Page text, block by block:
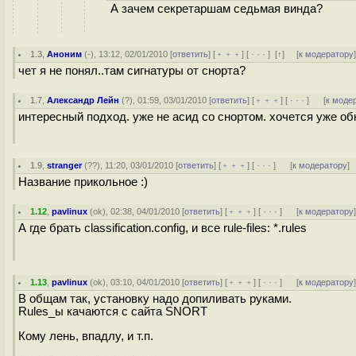
А зачем секретаршам седьмая винда?
1.3 ,Аноним (-), 13:12, 02/01/2010 [ответить] [ ﹢﹢﹢] [ · · ·][↑] [к модератору]
чет я не понял..там сигнатуры от снорта?
1.7 ,Александр Лейн (?), 01:59, 03/01/2010 [ответить] [ ﹢﹢﹢] [ · · ·] [к
интересный подход. уже не асид со снортом. хочется уже
1.9 ,stranger(??), 11:20, 03/01/2010 [ответить] [ ﹢﹢﹢] [ · · ·] [к модератору]
Название прикольное :)
1.12 ,pavlinux (ok), 02:38, 04/01/2010 [ответить] [ ﹢﹢﹢] [ · · ·] [к модератору]
А где брать classification.config, и все rule-files: *.rules
1.13 ,pavlinux (ok), 03:10, 04/01/2010 [ответить] [ ﹢﹢﹢] [ · · ·] [к модератору]
В общам так, установку надо допиливать руками.
Rules_ы качаются с сайтa SNORT
Кому лень, впадлу, и т.п.